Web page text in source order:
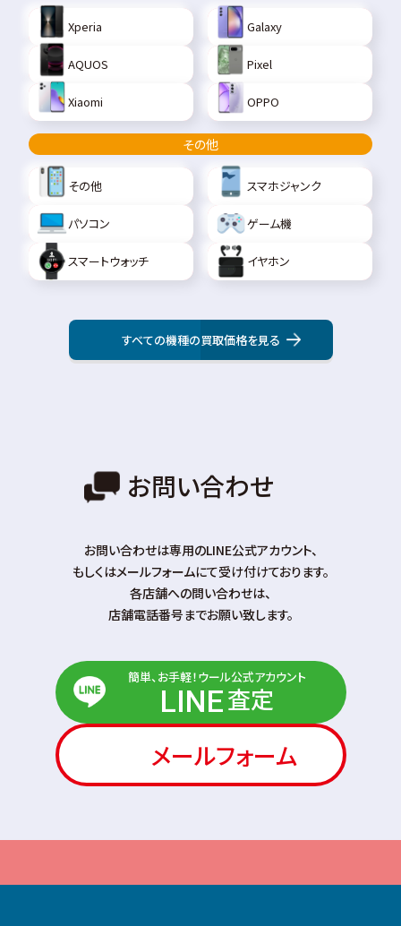
Xperia Galaxy
AQUOS Pixel
Xiaomi OPPO
その他
その他 スマホジャンク
パソコン ゲーム機
スマートウォッチ イヤホン
すべての機種の買取価格を見る
お問い合わせ
お問い合わせは専⽤のLINE公式アカウント、
もしくはメールフォームにて受け付けております。
各店舗への問い合わせは、
店舗電話番号までお願い致します。
簡単、お手軽！ウール公式アカウント
LINE査定
メールフォーム